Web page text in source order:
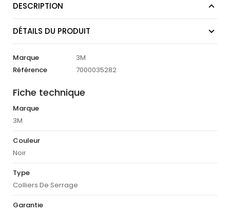
DESCRIPTION
DÉTAILS DU PRODUIT
Marque
3M
Référence
7000035282
Fiche technique
Marque
3M
Couleur
Noir
Type
Colliers De Serrage
Garantie